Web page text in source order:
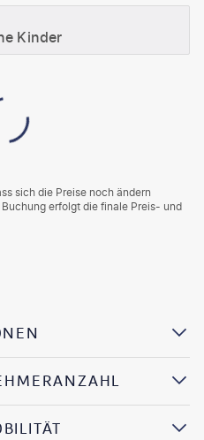
Kinder
sich die Preise noch ändern
erfolgt die finale Preis- und